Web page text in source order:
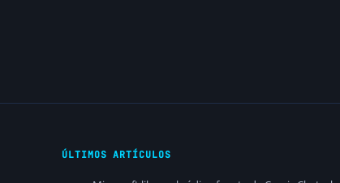
ÚLTIMOS ARTÍCULOS